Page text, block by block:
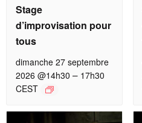
Stage
d’improvisation pour
tous
dimanche 27 septembre
2026 @14h30 – 17h30
CEST